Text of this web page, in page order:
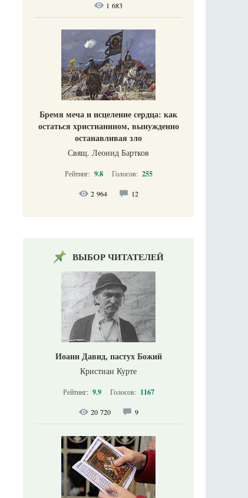
1 683
Бремя меча и исцеление сердца: как
остаться христианином, вынужденно
останавливая зло
Свящ. Леонид Бартков
Рейтинг: 9.8 Голосов: 255
2 964 12
ВЫБОР ЧИТАТЕЛЕЙ
Иоанн Давид, пастух Божий
Кристиан Курте
Рейтинг: 9.9 Голосов: 1167
20 720 9